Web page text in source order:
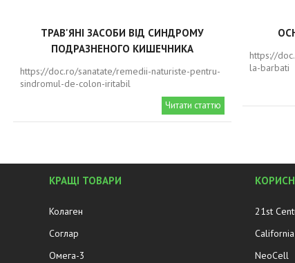
ТРАВ'ЯНІ ЗАСОБИ ВІД СИНДРОМУ
ПОДРАЗНЕНОГО КИШЕЧНИКА
https://doc.ro/sanatate/remedii-naturiste-pentru-
sindromul-de-colon-iritabil
Читати статтю
https://
la-barbati
КРАЩІ ТОВАРИ
Колаген
Соглар
Омега-3
21st
NeoCell